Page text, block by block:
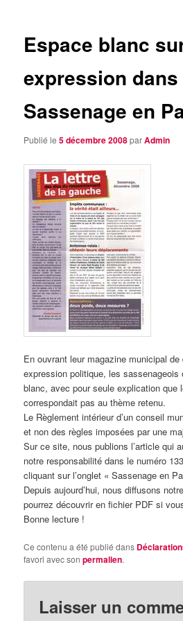
Espace blanc
expression dans
Sassenage en
Publié le5 décembre 2008parAdmin
En ouvrant leur magazine municipal
expression politique, les
blanc, avec pour seule explication que
correspondait pas au thème retenu.
Le Règlement intérieur d’un conseil
et non des règles imposées par une
Sur ce site, nous publions l’article qui
notre responsabilité dans le numéro
cliquant sur l’onglet « Sassenage en
Depuis aujourd’hui, nous diffusons
pourrez découvrir en fichier PDF si
Bonne lecture !
Ce contenu a été publié dans
favori avec sonpermalien.
Laisser un